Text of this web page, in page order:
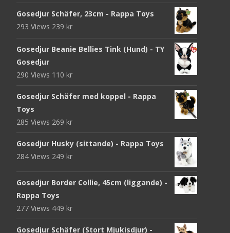
Gosedjur Schäfer, 23cm - Rappa Toys
293 Views 239 kr
Gosedjur Beanie Bellies Tink (Hund) - TY
Gosedjur
290 Views 110 kr
Gosedjur Schäfer med koppel - Rappa
Toys
285 Views 269 kr
Gosedjur Husky (sittande) - Rappa Toys
284 Views 249 kr
Gosedjur Border Collie, 45cm (liggande) -
Rappa Toys
277 Views 449 kr
Gosedjur Schäfer (Stort Mjukisdjur) -